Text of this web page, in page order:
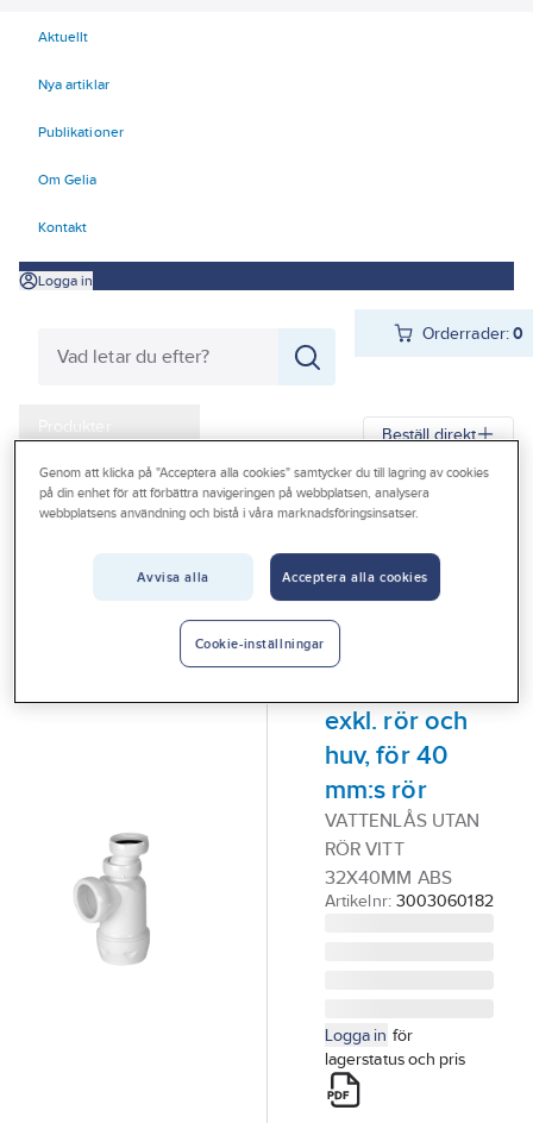
Aktuellt
Nya artiklar
Publikationer
Om Gelia
Kontakt
Logga in
Orderrader:0
Produkter
Kampanjer
Outlet
Beställ direkt
Gelia Produkter Gelia VVS Avlopp inomhus
Vattenlås
Pungvattenlås
av plast med
exkl. rör och
huv, för 40
mm:s rör
VATTENLÅS UTAN
RÖR VITT
32X40MM ABS
Artikelnr: 3003060182
Logga in för
lagerstatus och pris
Genom att klicka på "Acceptera alla cookies" samtycker du till lagring av cookies
på din enhet för att förbättra navigeringen på webbplatsen, analysera
webbplatsens användning och bistå i våra marknadsföringsinsatser.
Avvisa alla Acceptera alla cookies
Cookie-inställningar